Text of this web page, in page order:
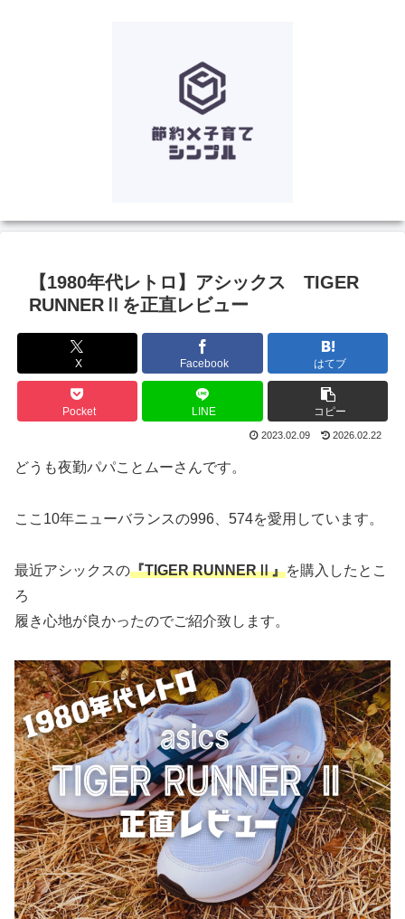
【1980年代レトロ】アシックス TIGER
RUNNERⅡを正直レビュー
X Facebook はてブ
Pocket LINE コピー
2023.02.09 2026.02.22
どうも夜勤パパことムーさんです。
ここ10年ニューバランスの996、574を愛用しています。
最近アシックスの『TIGER RUNNERⅡ』を購入したとこ
ろ
履き心地が良かったのでご紹介致します。